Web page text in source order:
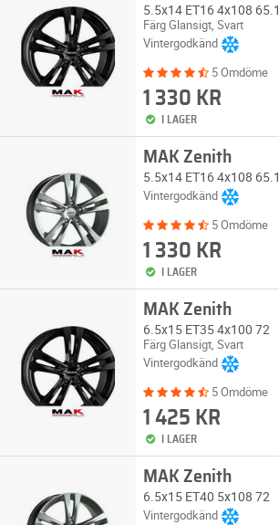
5.5x14 ET16 4x108 65.1
Färg Glansigt, Svart
Vintergodkänd
5 Omdöme
1 330 KR
I LAGER
MAK Zenith
5.5x14 ET16 4x108 65.1
Vintergodkänd
5 Omdöme
1 330 KR
I LAGER
MAK Zenith
6.5x15 ET35 4x100 72
Färg Glansigt, Svart
Vintergodkänd
5 Omdöme
1 425 KR
I LAGER
MAK Zenith
6.5x15 ET40 5x108 72
Vintergodkänd